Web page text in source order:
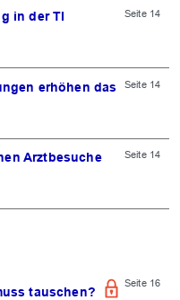
in der TI
Seite 14
erhöhen das
Seite 14
Arztbesuche
Seite 14
tauschen?
Seite 16